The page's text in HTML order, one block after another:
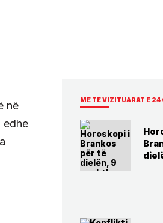
në
edhe
ME TE VIZITUARAT E 24